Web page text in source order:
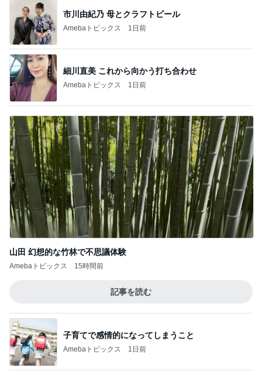
市川由紀乃 母とクラフトビール
Amebaトピックス 1日前
細川直美 これから向かう打ち合わせ
Amebaトピックス 1日前
山田 幻想的な竹林で不思議体験
Amebaトピックス 15時間前
記事を読む
子育てで感情的になってしまうこと
Amebaトピックス 1日前